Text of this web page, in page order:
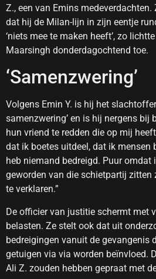
Z., een van Emins
dat hij de Milan-lijn in zijn eentje
‘niets mee te maken heeft’, zo
Maarsingh donderdagochtend toe.
‘Samenzwering’
Volgens Emin Y. is hij het slachtoffer
samenzwering’ en is hij nergens bij
hun vriend te redden die op mij
dat ik boetes uitdeel, dat ik mensen
heb niemand bedreigd. Puur omdat
geworden van die schietpartij zitten
te verklaren.”
De officier van justitie schermt met
belasten. Ze stelt ook dat uit
bedreigingen vanuit de gevangenis
getuigen via via worden beïnvloed.
Ali Z. zouden hebben gepraat met